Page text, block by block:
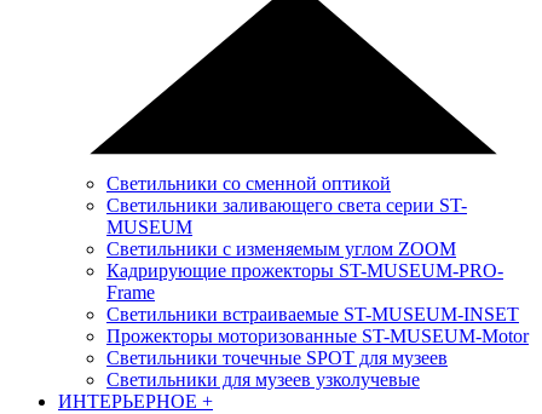
Светильники со сменной оптикой
Светильники заливающего света серии ST-
MUSEUM
Светильники с изменяемым углом ZOOM
Кадрирующие прожекторы ST-MUSEUM-PRO-
Frame
Светильники встраиваемые ST-MUSEUM-INSET
Прожекторы моторизованные ST-MUSEUM-Motor
Светильники точечные SPOT для музеев
Светильники для музеев узколучевые
ИНТЕРЬЕРНОЕ +